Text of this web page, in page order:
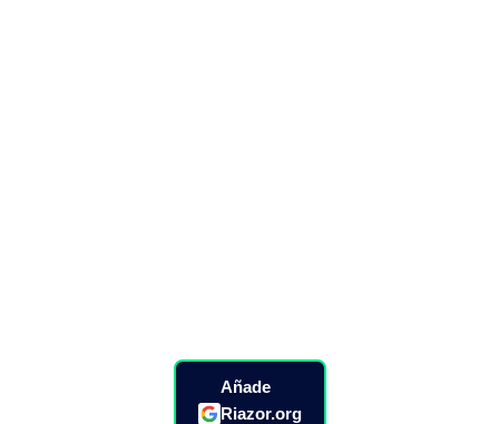
Añade
Riazor.org